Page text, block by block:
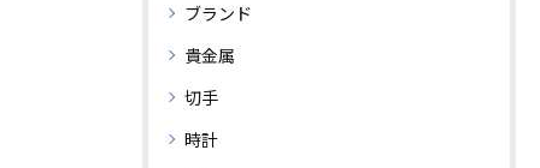
ブランド
貴金属
切手
時計